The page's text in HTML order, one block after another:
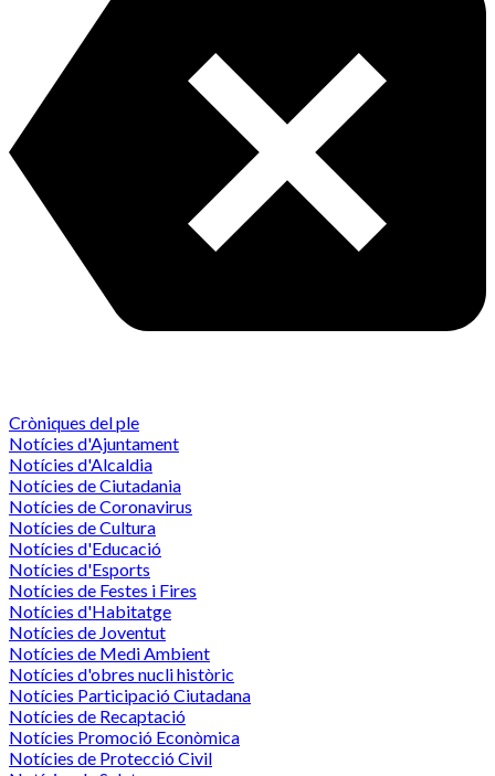
Cròniques del ple
Notícies d'Ajuntament
Notícies d'Alcaldia
Notícies de Ciutadania
Notícies de Coronavirus
Notícies de Cultura
Notícies d'Educació
Notícies d'Esports
Notícies de Festes i Fires
Notícies d'Habitatge
Notícies de Joventut
Notícies de Medi Ambient
Notícies d'obres nucli històric
Notícies Participació Ciutadana
Notícies de Recaptació
Notícies Promoció Econòmica
Notícies de Protecció Civil